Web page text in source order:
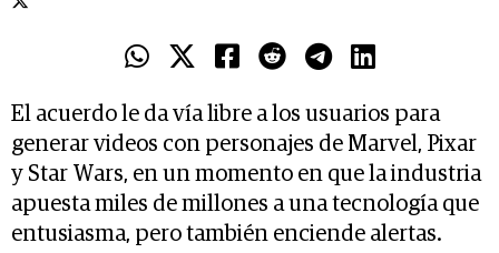
El acuerdo le da vía libre a los usuarios para
generar videos con personajes de Marvel, Pixar
y Star Wars, en un momento en que la industria
apuesta miles de millones a una tecnología que
entusiasma, pero también enciende alertas.